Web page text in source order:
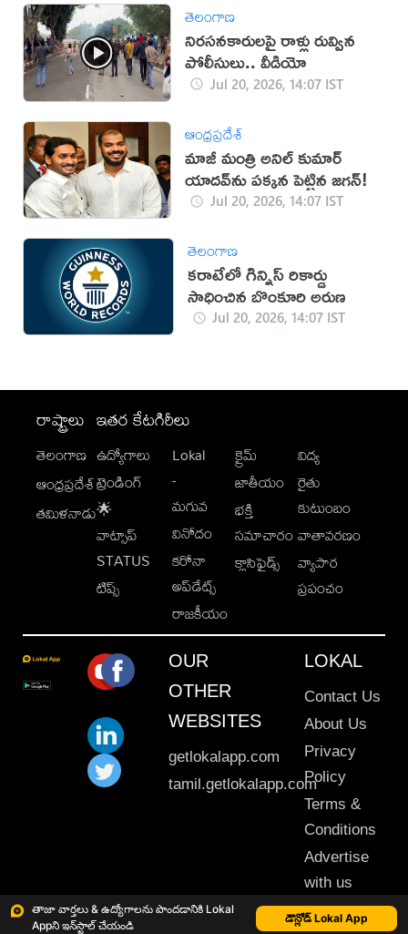
తాజా వార్తలు & ఉద్యోగాలను పొందడానికి Lokal
Appని ఇన్‌స్టాల్ చేయండి
డౌన్లోడ్ Lokal App
తెలంగాణ
నిరసనకారులపై రాళ్లు రువ్విన
పోలీసులు.. వీడియో
Jul 20, 2026, 14:07 IST
ఆంధ్రప్రదేశ్
మాజీ మంత్రి అనిల్ కుమార్
యాదవ్‌ను పక్కన పెట్టిన జగన్!
Jul 20, 2026, 14:07 IST
తెలంగాణ
కరాటేలో గిన్నిస్ రికార్డు
సాధించిన బొంకూరి అరుణ
Jul 20, 2026, 14:07 IST
రాష్ట్రాలు
తెలంగాణ
ఆంధ్రప్రదేశ్
తమిళనాడు
ఇతర కేటగిరీలు
ఉద్యోగాలు
ట్రెండింగ్
🌟
వాట్సాప్
STATUS
టిప్స్
Lokal
-
మగువ
వినోదం
కరోనా
అప్‌డేట్స్
రాజకీయం
క్రైమ్
జాతీయం
భక్తి
సమాచారం
క్లాసిఫైడ్స్
విద్య
రైతు
కుటుంబం
వాతావరణం
వ్యాపార
ప్రపంచం
OUR
OTHER
WEBSITES
getlokalapp.com
tamil.getlokalapp.com
LOKAL
Contact Us
About Us
Privacy
Policy
Terms &
Conditions
Advertise
with us
Sitemap
This material may not be published, transmitted, rewritten or redistributed. © 2020 Lokal App. All rights reserved.